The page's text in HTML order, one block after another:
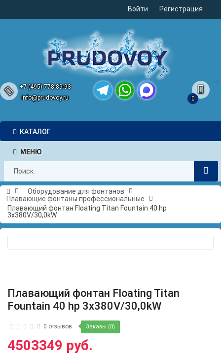
Войти Регистрация
+7 (495) 778-89-93
info@prudovoy.ru
0
КАТАЛОГ
МЕНЮ
Оборудование для фонтанов
Плавающие фонтаны профессиональные
Плавающий фонтан Floating Titan Fountain 40 hp
3x380V/30,0kW
Плавающий фонтан Floating Titan
Fountain 40 hp 3x380V/30,0kW
0 отзывов Заказы (0)
4503349 руб.